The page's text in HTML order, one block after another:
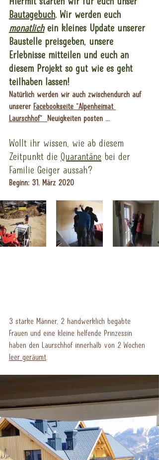
Bautagebuch. Wir werden euch
monatlich ein kleines Update unserer
Baustelle preisgeben, unsere
Erlebnisse mitteilen und euch an
diesem Projekt so gut wie es geht
teilhaben lassen!
Natürlich werden wir auch zwischendurch auf
unserer Facebookseite "Alpenheimat
Laurschhof" Neuigkeiten posten ...
Wollt ihr wissen, wie ab diesem
Zeitpunkt die Quarantäne bei der
Familie Geiger aussah?
Beginn: 31. März 2020
3 starke Männer, 2 handwerklich begabte
Frauen und eine kleine helfende Prinzessin
haben den Laurschhof innerhalb von 2 Wochen
leer geräumt.